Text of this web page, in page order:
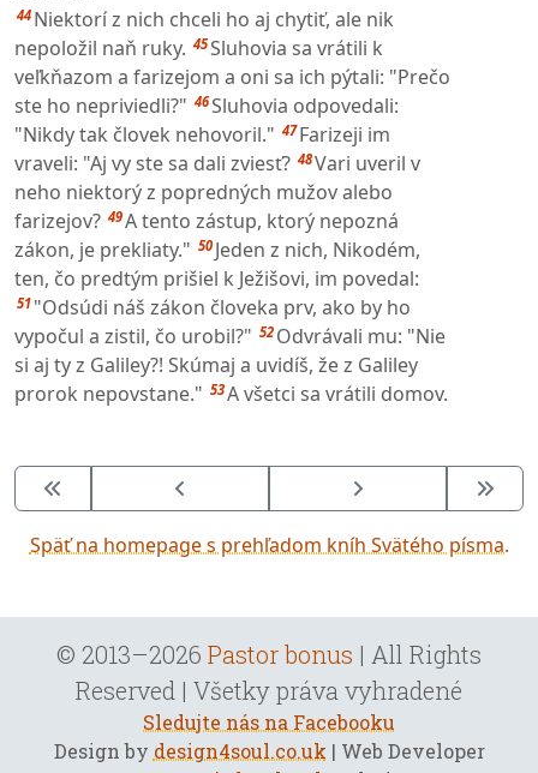
44 Niektorí z nich chceli ho aj chytiť, ale nik
nepoložil naň ruky. 45Sluhovia sa vrátili k
veľkňazom a farizejom a oni sa ich pýtali: "Prečo
ste ho nepriviedli?" 46Sluhovia odpovedali:
"Nikdy tak človek nehovoril." 47 Farizeji im
vraveli: "Aj vy ste sa dali zviesť? 48Vari uveril v
neho niektorý z popredných mužov alebo
farizejov? 49A tento zástup, ktorý nepozná
zákon, je prekliaty." 50 Jeden z nich, Nikodém,
ten, čo predtým prišiel k Ježišovi, im povedal:
51 "Odsúdi náš zákon človeka prv, ako by ho
vypočul a zistil, čo urobil?" 52 Odvrávali mu: "Nie
si aj ty z Galiley?! Skúmaj a uvidíš, že z Galiley
prorok nepovstane." 53A všetci sa vrátili domov.
Späť na homepage s prehľadom kníh Svätého písma.
© 2013–2026 Pastor bonus | All Rights
Reserved | Všetky práva vyhradené
Sledujte nás na Facebooku
Design by design4soul.co.uk | Web Developer